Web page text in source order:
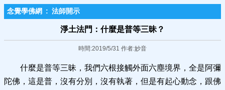
念覺學佛網 : 法師開示
淨土法門：什麼是普等三昧？
時間:2019/5/31 作者:妙音
什麼是普等三昧，我們六根接觸外面六塵境界，全是阿彌
陀佛，這是普，沒有分別，沒有執著，但是有起心動念，跟佛